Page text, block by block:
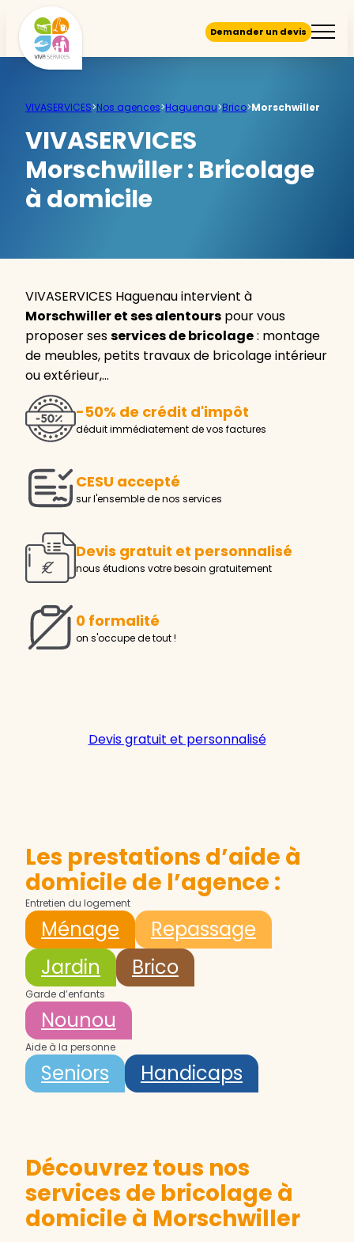
Demander un devis
VIVASERVICES>Nos agences>Haguenau>Brico>Morschwiller
VIVASERVICES
Morschwiller : Bricolage
à domicile
VIVASERVICES Haguenau intervient à
Morschwiller et ses alentours pour vous
proposer sesservices de bricolage: montage
de meubles, petits travaux de bricolage intérieur
ou extérieur,…
-50% de crédit d'impôt
déduit immédiatement de vos factures
CESU accepté
sur l'ensemble de nos services
Devis gratuit et personnalisé
nous étudions votre besoin gratuitement
0 formalité
on s'occupe de tout !
Devis gratuit et personnalisé
Les prestations d’aide à
domicile de l’agence :
Entretien du logement
Ménage
Repassage
Jardin
Brico
Garde d’enfants
Nounou
Aide à la personne
Seniors Handicaps
Découvrez tous nos
services de bricolage à
domicile à Morschwiller